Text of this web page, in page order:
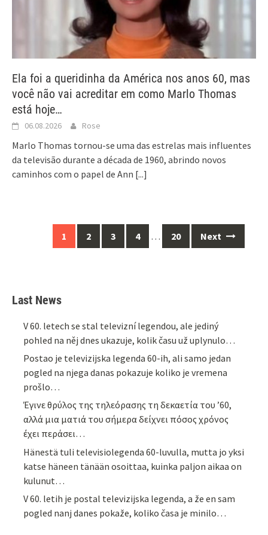
Ela foi a queridinha da América nos anos 60, mas
você não vai acreditar em como Marlo Thomas
está hoje…
06.08.2026 Rose
Marlo Thomas tornou-se uma das estrelas mais influentes
da televisão durante a década de 1960, abrindo novos
caminhos com o papel de Ann [...]
navigation
1 2 3 4 … 20 Next
Last News
V 60. letech se stal televizní legendou, ale jediný
pohled na něj dnes ukazuje, kolik času už uplynulo…
Postao je televizijska legenda 60-ih, ali samo jedan
pogled na njega danas pokazuje koliko je vremena
prošlo…
Έγινε θρύλος της τηλεόρασης τη δεκαετία του ’60,
αλλά μια ματιά του σήμερα δείχνει πόσος χρόνος
έχει περάσει…
Hänestä tuli televisiolegenda 60-luvulla, mutta jo yksi
katse häneen tänään osoittaa, kuinka paljon aikaa on
kulunut…
V 60. letih je postal televizijska legenda, a že en sam
pogled nanj danes pokaže, koliko časa je minilo…